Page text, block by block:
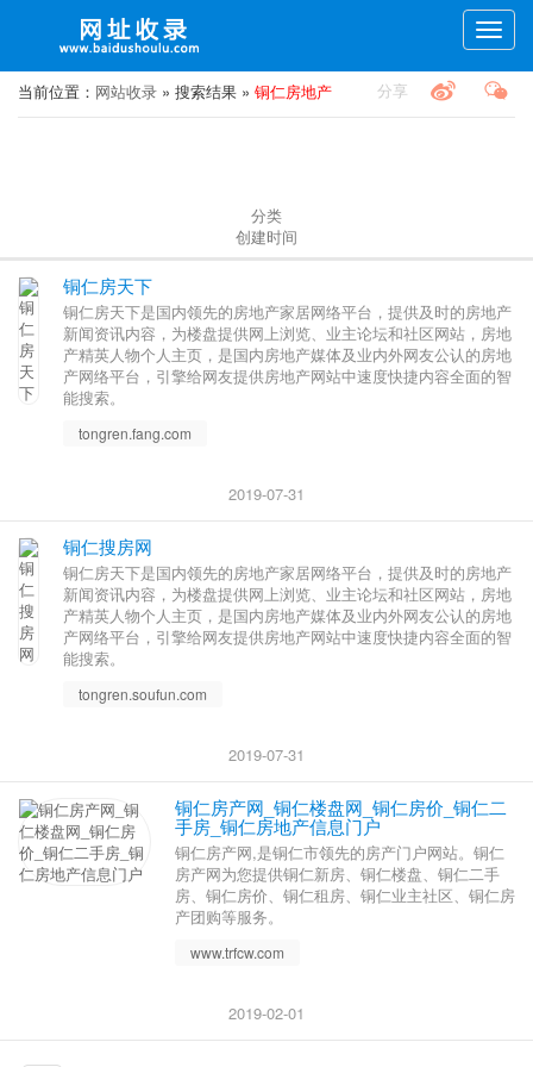
Toggle
分享
当前位置： 网站收录 » 搜索结果 » 铜仁房地产
分类
创建时间
铜仁房天下
铜仁房天下是国内领先的房地产家居网络平台，提供及时的房地产
新闻资讯内容，为楼盘提供网上浏览、业主论坛和社区网站，房地
产精英人物个人主页，是国内房地产媒体及业内外网友公认的房地
产网络平台，引擎给网友提供房地产网站中速度快捷内容全面的智
能搜索。
tongren.fang.com
2019-07-31
铜仁搜房网
铜仁房天下是国内领先的房地产家居网络平台，提供及时的房地产
新闻资讯内容，为楼盘提供网上浏览、业主论坛和社区网站，房地
产精英人物个人主页，是国内房地产媒体及业内外网友公认的房地
产网络平台，引擎给网友提供房地产网站中速度快捷内容全面的智
能搜索。
tongren.soufun.com
2019-07-31
铜仁房产网_铜仁楼盘网_铜仁房价_铜仁二
手房_铜仁房地产信息门户
铜仁房产网,是铜仁市领先的房产门户网站。铜仁
房产网为您提供铜仁新房、铜仁楼盘、铜仁二手
房、铜仁房价、铜仁租房、铜仁业主社区、铜仁房
产团购等服务。
www.trfcw.com
2019-02-01